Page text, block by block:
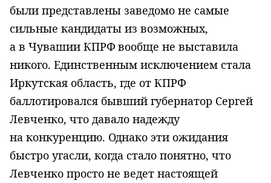
были представлены заведомо не самые
сильные кандидаты из возможных,
а в Чувашии КПРФ вообще не выставила
никого. Единственным исключением стала
Иркутская область, где от КПРФ
баллотировался бывший губернатор Сергей
Левченко, что давало надежду
на конкуренцию. Однако эти ожидания
быстро угасли, когда стало понятно, что
Левченко просто не ведет настоящей